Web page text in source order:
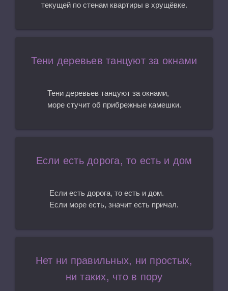
текущей по стенам квартиры в хрущёвке.
Тени деревьев танцуют за окнами
Тени деревьев танцуют за окнами,
море стучит об прибрежные камешки.
Если есть дорога, то есть и дом
Если есть дорога, то есть и дом.
Если море есть, значит есть причал.
Нет ни правильных, ни простых,
ни таких, что в пору